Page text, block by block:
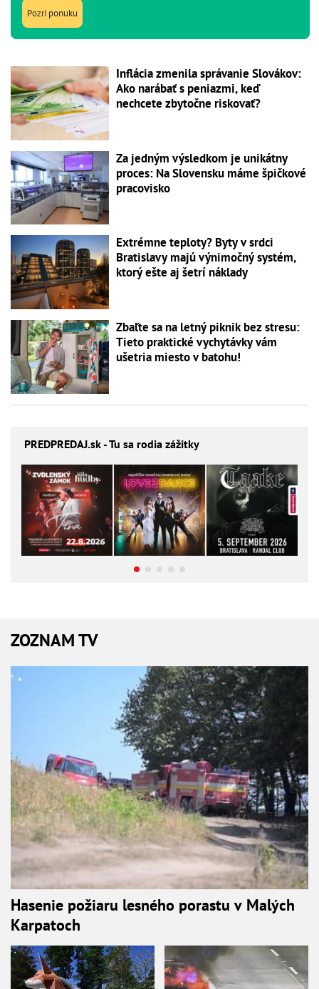
Pozri ponuku
Inflácia zmenila správanie Slovákov:
Ako narábať s peniazmi, keď
nechcete zbytočne riskovať?
Za jedným výsledkom je unikátny
proces: Na Slovensku máme špičkové
pracovisko
Extrémne teploty? Byty v srdci
Bratislavy majú výnimočný systém,
ktorý ešte aj šetrí náklady
Zbaľte sa na letný piknik bez stresu:
Tieto praktické vychytávky vám
ušetria miesto v batohu!
PREDPREDAJ.sk - Tu sa rodia zážitky
ZOZNAM TV
Hasenie požiaru lesného porastu v Malých
Karpatoch